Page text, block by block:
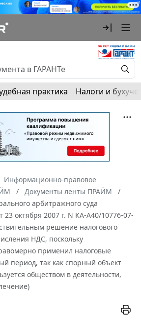
практика Налоги и
Информационно-правовое
Документы ленты ПРАЙМ
арбитражного суда
23 октября 2007 г. N КА-А40/10776-07-
решение налогового
НДС, поскольку
применил налоговые
период, так как спорный объект
обществом в деятельности,